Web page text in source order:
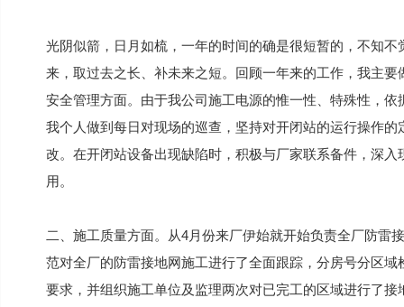
光阴似箭，日月如梳，一年的时间的确是很短暂的，不知
来，取过去之长、补未来之短。回顾一年来的工作，我主
安全管理方面。由于我公司施工电源的惟一性、特殊性，
我个人做到每日对现场的巡查，坚持对开闭站的运行操作
改。在开闭站设备出现缺陷时，积极与厂家联系备件，深
用。
二、施工质量方面。从4月份来厂伊始就开始负责全厂防雷
范对全厂的防雷接地网施工进行了全面跟踪，分房号分区
要求，并组织施工单位及监理两次对已完工的区域进行了